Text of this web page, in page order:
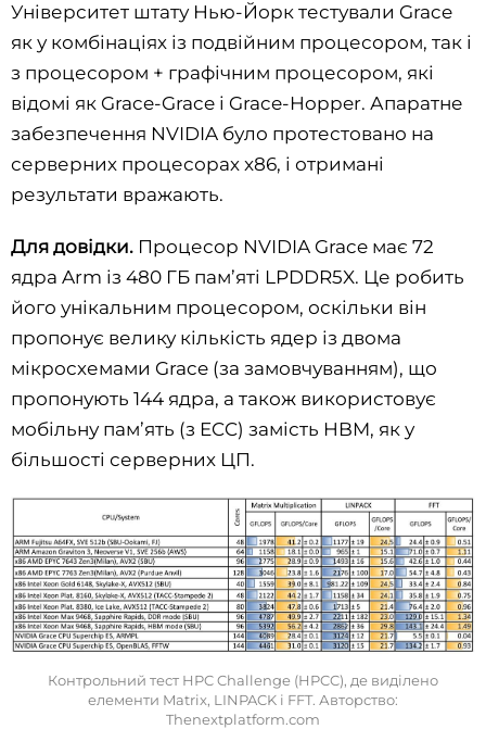
Університет штату Нью-Йорк тестували Grace
як у комбінаціях із подвійним процесором, так і
з процесором + графічним процесором, які
відомі як Grace-Grace і Grace-Hopper. Апаратне
забезпечення NVIDIA було протестовано на
серверних процесорах x86, і отримані
результати вражають.
Для довідки. Процесор NVIDIA Grace має 72
ядра Arm із 480 ГБ пам’яті LPDDR5X. Це робить
його унікальним процесором, оскільки він
пропонує велику кількість ядер із двома
мікросхемами Grace (за замовчуванням), що
пропонують 144 ядра, а також використовує
мобільну пам’ять (з ECC) замість HBM, як у
більшості серверних ЦП.
Контрольний тест HPC Challenge (HPCC), де виділено
елементи Matrix, LINPACK і FFT. Авторство:
Thenextplatform.сom‌